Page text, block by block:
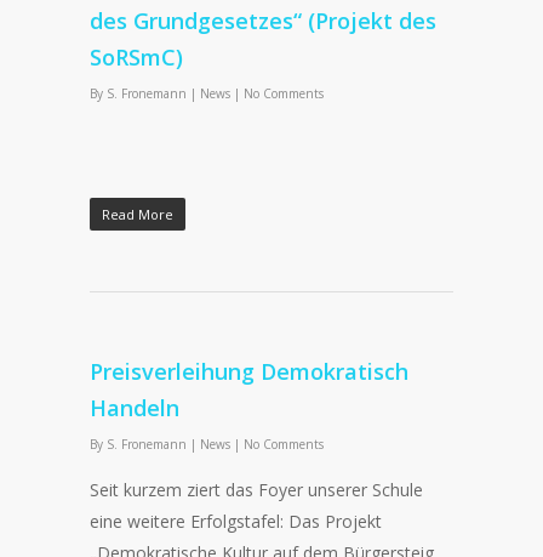
des Grundgesetzes“ (Projekt des
SoRSmC)
By S. Fronemann | News | No Comments
Read More
Preisverleihung Demokratisch
Handeln
By S. Fronemann | News | No Comments
Seit kurzem ziert das Foyer unserer Schule
eine weitere Erfolgstafel: Das Projekt